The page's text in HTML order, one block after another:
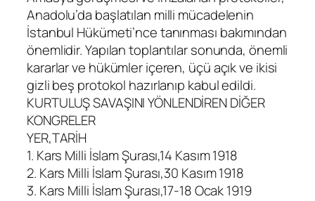
Anadolu’da başlatılan milli mücadelenin
İstanbul Hükümeti’nce tanınması bakımından
önemlidir. Yapılan toplantılar sonunda, önemli
kararlar ve hükümler içeren, üçü açık ve ikisi
gizli beş protokol hazırlanıp kabul edildi.
KURTULUŞ SAVAŞINI YÖNLENDİREN DİĞER
KONGRELER
YER,TARİH
1. Kars Milli İslam Şurası,14 Kasım 1918
2. Kars Milli İslam Şurası,30 Kasım 1918
3. Kars Milli İslam Şurası,17-18 Ocak 1919